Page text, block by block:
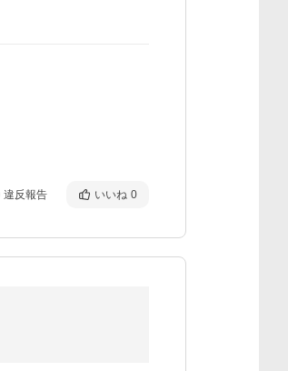
違反報告 いいね 0